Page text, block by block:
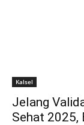
Kalsel
Jelang
Sehat 2025,